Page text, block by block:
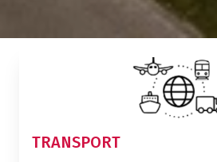
TRANSPORT